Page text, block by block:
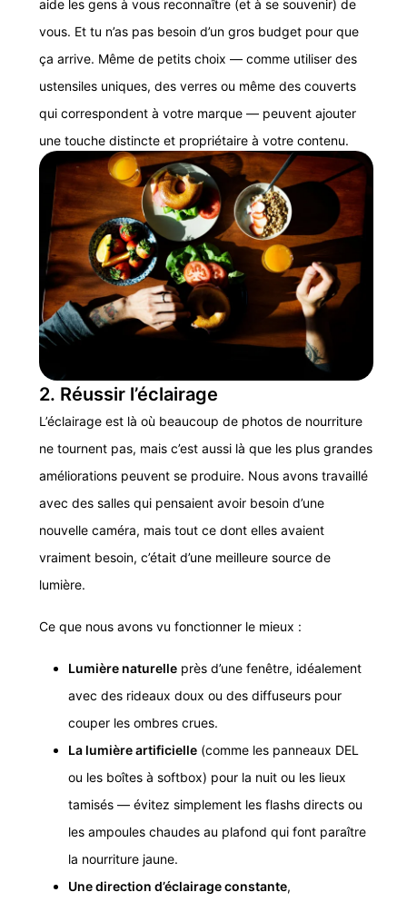
aide les gens à vous reconnaître (et à se souvenir) de
vous. Et tu n’as pas besoin d’un gros budget pour que
ça arrive. Même de petits choix — comme utiliser des
ustensiles uniques, des verres ou même des couverts
qui correspondent à votre marque — peuvent ajouter
une touche distincte et propriétaire à votre contenu.
2. Réussir l’éclairage
L’éclairage est là où beaucoup de photos de nourriture
ne tournent pas, mais c’est aussi là que les plus grandes
améliorations peuvent se produire. Nous avons travaillé
avec des salles qui pensaient avoir besoin d’une
nouvelle caméra, mais tout ce dont elles avaient
vraiment besoin, c’était d’une meilleure source de
lumière.
Ce que nous avons vu fonctionner le mieux :
Lumière naturelle près d’une fenêtre, idéalement
avec des rideaux doux ou des diffuseurs pour
couper les ombres crues.
La lumière artificielle (comme les panneaux DEL
ou les boîtes à softbox) pour la nuit ou les lieux
tamisés — évitez simplement les flashs directs ou
les ampoules chaudes au plafond qui font paraître
la nourriture jaune.
Une direction d’éclairage constante,